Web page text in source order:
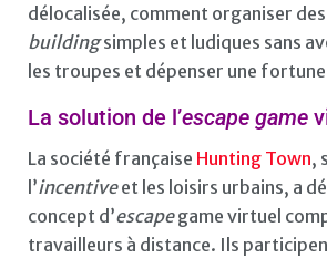
délocalisée, comment organiser des
buildingsimples et ludiques sans
les troupes et dépenser une fortune
La solution de l’escape game
La société française Hunting Town,
l’incentiveet les loisirs urbains, a
concept d’escapegame virtuel
travailleurs à distance. Ils